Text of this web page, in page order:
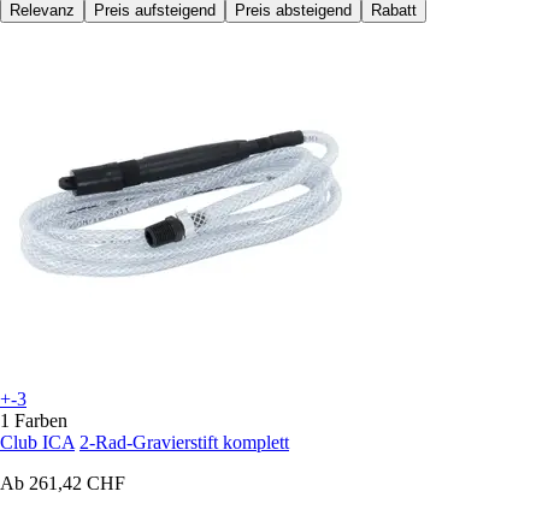
Relevanz
Preis aufsteigend Preis absteigend Rabatt
+-3
1 Farben
Club ICA 2-Rad-Gravierstift komplett
Ab 261,42 CHF